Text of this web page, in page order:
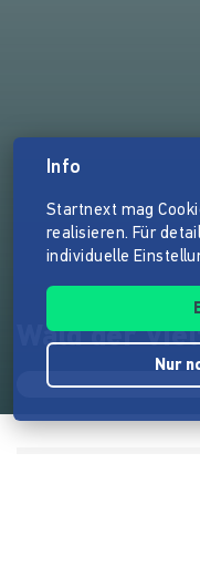
Wald der
Info
Startnext mag
realisieren. Für
individuelle
Nur